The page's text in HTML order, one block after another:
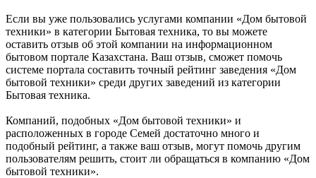
Если вы уже пользовались услугами компании «Дом бытовой
техники» в категории Бытовая техника, то вы можете
оставить отзыв об этой компании на информационном
бытовом портале Казахстана. Ваш отзыв, сможет помочь
системе портала составить точный рейтинг заведения «Дом
бытовой техники» среди других заведений из категории
Бытовая техника.
Компаний, подобных «Дом бытовой техники» и
расположенных в городе Семей достаточно много и
подобный рейтинг, а также ваш отзыв, могут помочь другим
пользователям решить, стоит ли обращаться в компанию «Дом
бытовой техники».